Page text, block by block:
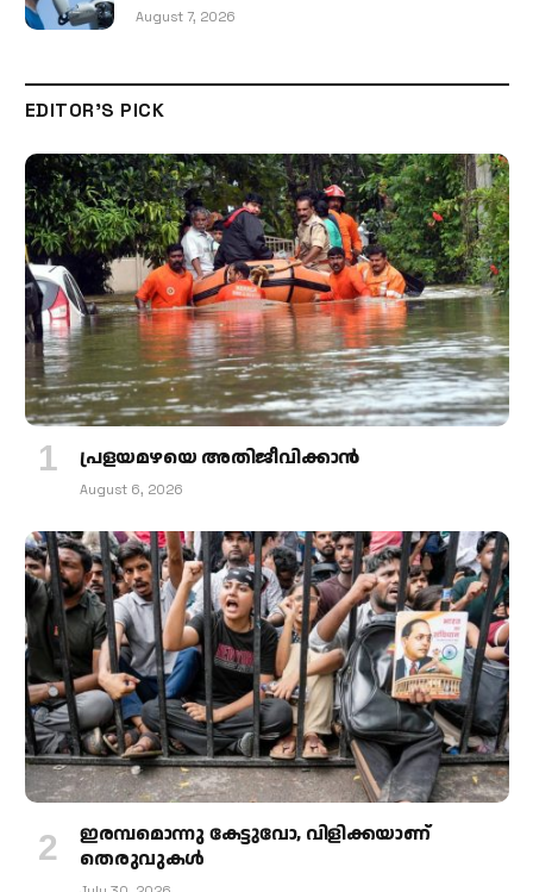
August 7, 2026
EDITOR'S PICK
പ്രളയമഴയെ അതിജീവിക്കാന്‍
August 6, 2026
ഇരമ്പമൊന്നു കേട്ടുവോ, വിളിക്കയാണ്
തെരുവുകള്‍